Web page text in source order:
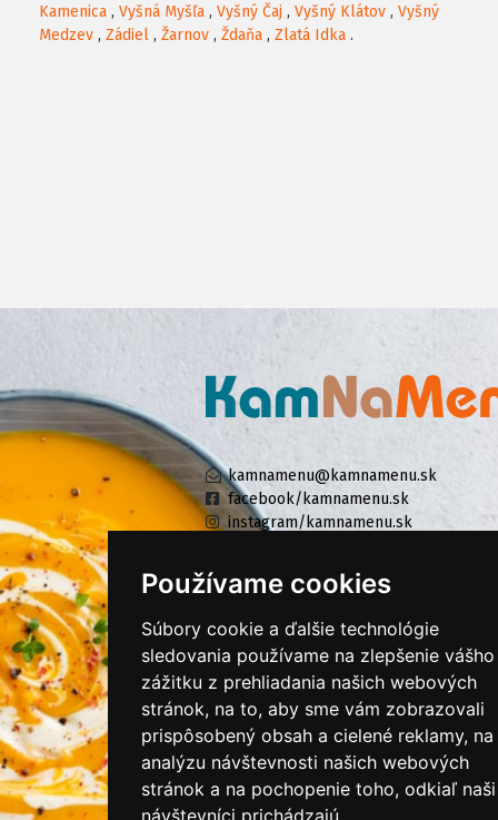
Používame cookies
Súbory cookie a ďalšie technológie
sledovania používame na zlepšenie vášho
zážitku z prehliadania našich webových
stránok, na to, aby sme vám zobrazovali
prispôsobený obsah a cielené reklamy, na
analýzu návštevnosti našich webových
stránok a na pochopenie toho, odkiaľ naši
návštevníci prichádzajú.
Kamenica , Vyšná Myšľa , Vyšný Čaj , Vyšný Klátov , Vyšný
Medzev , Zádiel , Žarnov , Ždaňa , Zlatá Idka .
kamnamenu@kamnamenu.sk
facebook/kamnamenu.sk
instagram/kamnamenu.sk
PRIHLÁSIŤ SA DO ZÁKAZNÍCKEJ ZÓNY
Všeobecné obchodné podmienky
Ochrana osobných údajov
Cookies